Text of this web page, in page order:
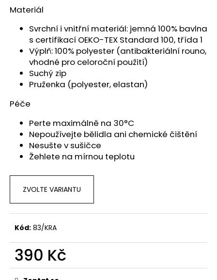
Materiál
Svrchní i vnitřní materiál: jemná 100% bavlna
s certifikací OEKO-TEX Standard 100, třída 1
Výplň: 100% polyester (antibakteriální rouno,
vhodné pro celoroční použití)
Suchý zip
Pruženka (polyester, elastan)
Péče
Perte maximálně na 30°C
Nepoužívejte bělidla ani chemické čištění
Nesušte v sušičce
Žehlete na mírnou teplotu
ZVOLTE VARIANTU
Kód: 83/KRA
390 Kč
Měrná
cena: